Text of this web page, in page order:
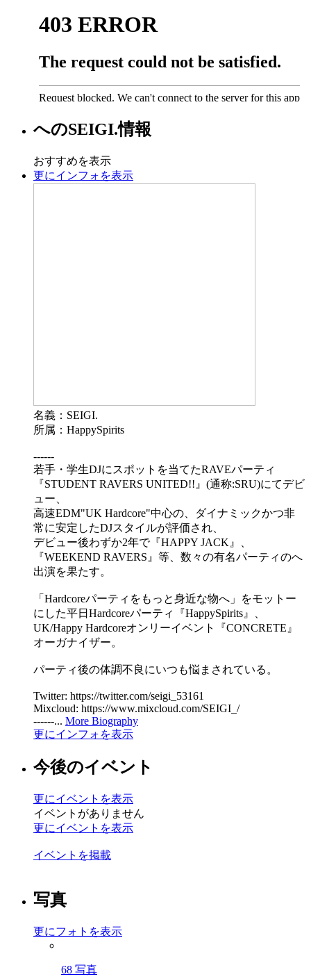
へのSEIGI.情報
おすすめを表示
更にインフォを表示
名義：SEIGI.
所属：HappySpirits
------
若手・学生DJにスポットを当てたRAVEパーティ
『STUDENT RAVERS UNITED!!』(通称:SRU)にてデビ
ュー、
高速EDM"UK Hardcore"中心の、ダイナミックかつ非
常に安定したDJスタイルが評価され、
デビュー後わずか2年で『HAPPY JACK』、
『WEEKEND RAVERS』等、数々の有名パーティのへ
出演を果たす。
「Hardcoreパーティをもっと身近な物へ」をモットー
にした平日Hardcoreパーティ『HappySpirits』、
UK/Happy Hardcoreオンリーイベント『CONCRETE』
オーガナイザー。
パーティ後の体調不良にいつも悩まされている。
Twitter: https://twitter.com/seigi_53161
Mixcloud: https://www.mixcloud.com/SEIGI_/
------... More Biography
更にインフォを表示
今後のイベント
更にイベントを表示
イベントがありません
更にイベントを表示
イベントを掲載
写真
更にフォトを表示
68 写真